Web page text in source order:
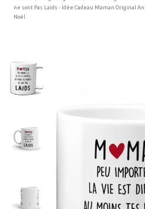
ne sont Pas Laids - Idée Cadeau Maman Original
Noël